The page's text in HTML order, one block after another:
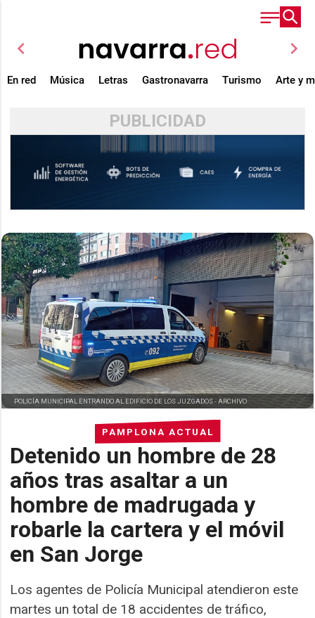
chevron_left chevron_right
En red Música Letras Gastronavarra Turismo Arte y
PUBLICIDAD
PAMPLONA ACTUAL
Detenido un hombre de 28
años tras asaltar a un
hombre de madrugada y
robarle la cartera y el móvil
en San Jorge
Los agentes de Policía Municipal atendieron este
martes un total de 18 accidentes de tráfico,
POLICÍA MUNICIPAL ENTRANDO AL EDIFICIO DE LOS JUZGADOS -ARCHIVO